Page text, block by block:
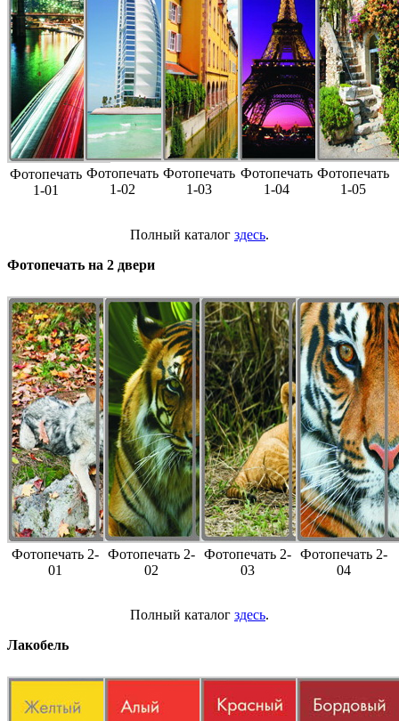
Фотопечать
1-01
Фотопечать
1-02
Фотопечать
1-03
Фотопечать
1-04
Фотопечать
1-05
Полный каталог здесь.
Фотопечать на 2 двери
Фотопечать 2-
01
Фотопечать 2-
02
Фотопечать 2-
03
Фотопечать 2-
04
Полный каталог здесь.
Лакобель